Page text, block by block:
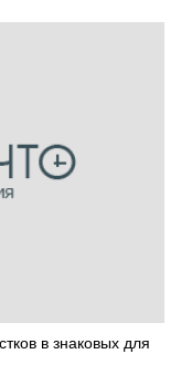
в знаковых для